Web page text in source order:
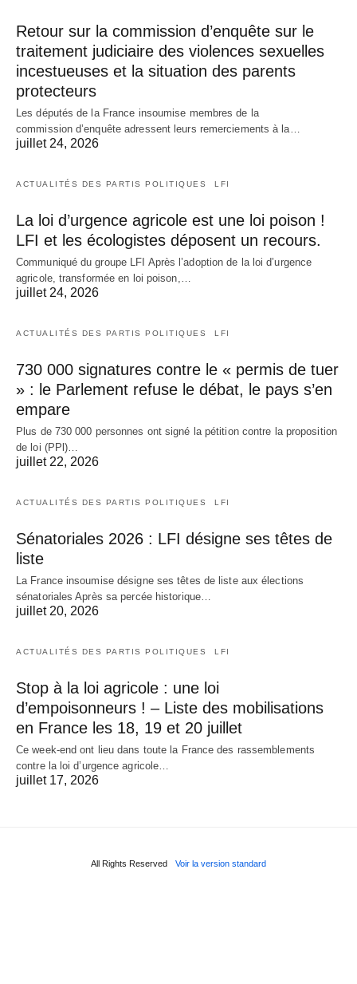
Retour sur la commission d’enquête sur le
traitement judiciaire des violences sexuelles
incestueuses et la situation des parents
protecteurs
Les députés de la France insoumise membres de la
commission d’enquête adressent leurs remerciements à la…
juillet 24, 2026
ACTUALITÉS DES PARTIS POLITIQUES LFI
La loi d’urgence agricole est une loi poison !
LFI et les écologistes déposent un recours.
Communiqué du groupe LFI Après l’adoption de la loi d’urgence
agricole, transformée en loi poison,…
juillet 24, 2026
ACTUALITÉS DES PARTIS POLITIQUES LFI
730 000 signatures contre le « permis de tuer
» : le Parlement refuse le débat, le pays s’en
empare
Plus de 730 000 personnes ont signé la pétition contre la proposition
de loi (PPl)…
juillet 22, 2026
ACTUALITÉS DES PARTIS POLITIQUES LFI
Sénatoriales 2026 : LFI désigne ses têtes de
liste
La France insoumise désigne ses têtes de liste aux élections
sénatoriales Après sa percée historique…
juillet 20, 2026
ACTUALITÉS DES PARTIS POLITIQUES LFI
Stop à la loi agricole : une loi
d’empoisonneurs ! – Liste des mobilisations
en France les 18, 19 et 20 juillet
Ce week-end ont lieu dans toute la France des rassemblements
contre la loi d’urgence agricole…
juillet 17, 2026
All Rights Reserved Voir la version standard